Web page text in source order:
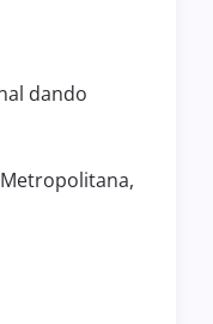
dando